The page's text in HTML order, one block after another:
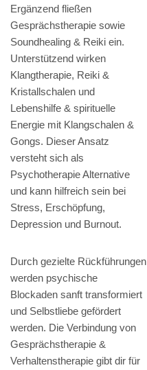
Ergänzend fließen
Gesprächstherapie sowie
Soundhealing & Reiki ein.
Unterstützend wirken
Klangtherapie, Reiki &
Kristallschalen und
Lebenshilfe & spirituelle
Energie mit Klangschalen &
Gongs. Dieser Ansatz
versteht sich als
Psychotherapie Alternative
und kann hilfreich sein bei
Stress, Erschöpfung,
Depression und Burnout.
Durch gezielte Rückführungen
werden psychische
Blockaden sanft transformiert
und Selbstliebe gefördert
werden. Die Verbindung von
Gesprächstherapie &
Verhaltenstherapie gibt dir für